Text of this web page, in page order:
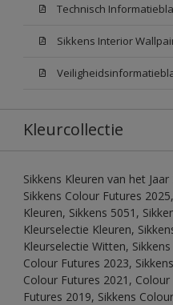
Technisch
Kleurcollectie
Sikkens Kleuren van het
Sikkens Colour Futures
Kleuren, Sikkens 5051,
Kleurselectie Kleuren,
Kleurselectie Witten,
Colour Futures 2023,
Colour Futures 2021,
Futures 2019, Sikkens